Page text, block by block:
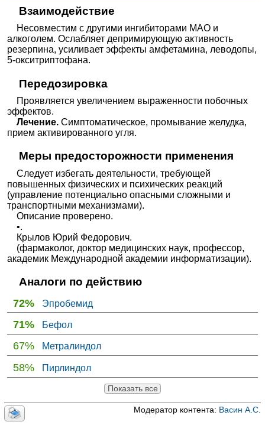
Взаимодействие
Несовместим с другими ингибиторами МАО и
алкоголем. Ослабляет депримирующую активность
резерпина, усиливает эффекты амфетамина, леводопы,
5-окситриптофана.
Передозировка
Проявляется увеличением выраженности побочных
эффектов.
Лечение.Симптоматическое, промывание желудка,
прием активированного угля.
Меры предосторожности применения
Следует избегать деятельности, требующей
повышенных физических и психических реакций
(управление потенциально опасными сложными и
транспортными механизмами).
Описание проверено.
•.
Крылов Юрий Федорович.
(фармаколог, доктор медицинских наук, профессор,
академик Международной академии информатизации).
Аналоги по действию
72% Эпробемид
71% Бефол
67% Метралиндол
58% Пирлиндол
Показать все
Модератор контента: Васин А.С.